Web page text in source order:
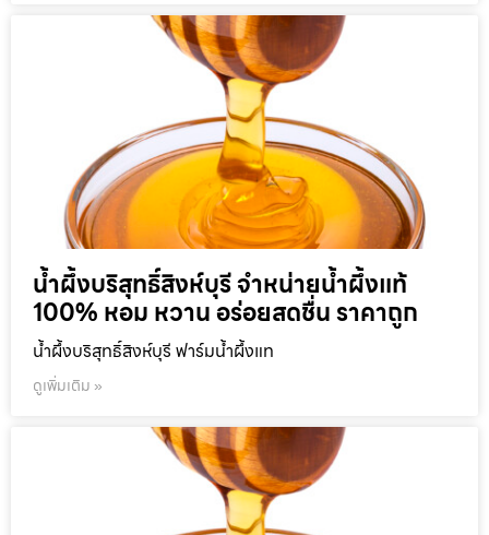
น้ำผึ้งบริสุทธิ์สิงห์บุรี จำหน่ายน้ำผึ้งแท้
100% หอม หวาน อร่อยสดชื่น ราคาถูก
น้ำผึ้งบริสุทธิ์สิงห์บุรี ฟาร์มน้ำผึ้งแท
ดูเพิ่มเติม »